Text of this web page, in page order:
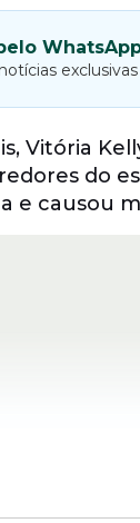
Vitória
do
e causou